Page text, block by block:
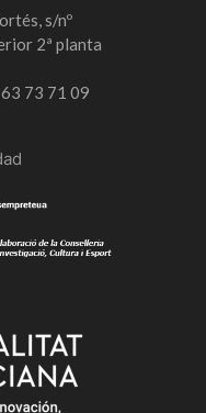
s/nº
2ª planta
73 71 09